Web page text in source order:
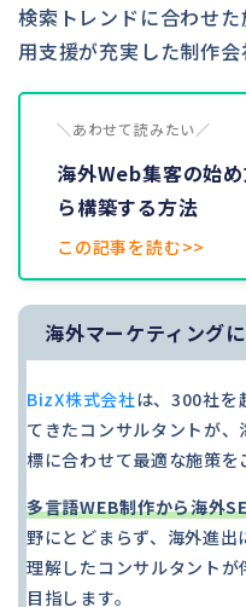
検索トレンドに合わせ
用支援が充実した制作会
＼あわせて読みたい／
海外Web集客の始
ら構築する方法
この記事を読む>>
海外マーケティング
BizX株式会社は、300社を
てきたコンサルタントが
標に合わせて最適な施策を
多言語WEB制作から海外
野にとどまらず、海外進
理解したコンサルタント
目指します。